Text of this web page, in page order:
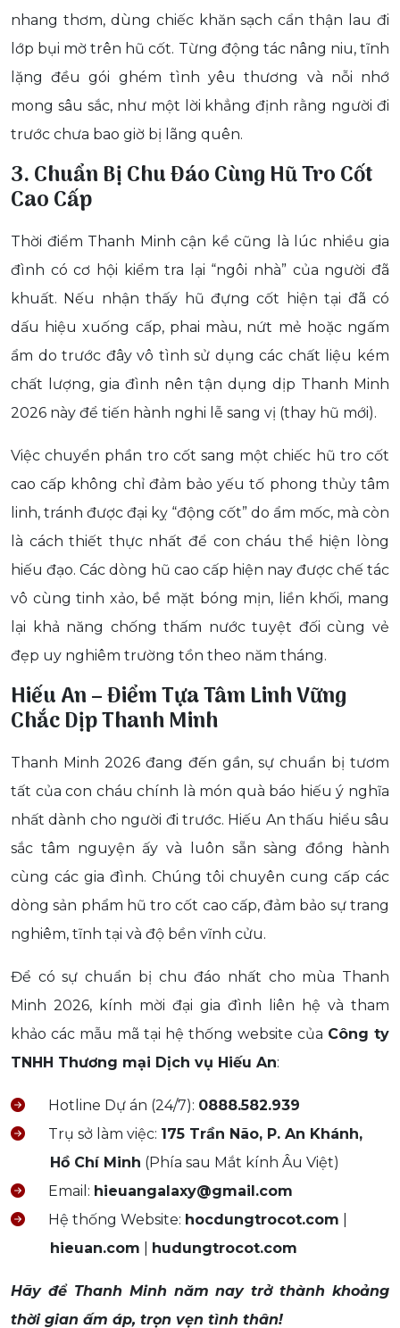
nhang thơm, dùng chiếc khăn sạch cẩn thận lau đi
lớp bụi mờ trên hũ cốt. Từng động tác nâng niu, tĩnh
lặng đều gói ghém tình yêu thương và nỗi nhớ
mong sâu sắc, như một lời khẳng định rằng người đi
trước chưa bao giờ bị lãng quên.
3. Chuẩn Bị Chu Đáo Cùng Hũ Tro Cốt
Cao Cấp
Thời điểm Thanh Minh cận kề cũng là lúc nhiều gia
đình có cơ hội kiểm tra lại “ngôi nhà” của người đã
khuất. Nếu nhận thấy hũ đựng cốt hiện tại đã có
dấu hiệu xuống cấp, phai màu, nứt mẻ hoặc ngấm
ẩm do trước đây vô tình sử dụng các chất liệu kém
chất lượng, gia đình nên tận dụng dịp Thanh Minh
2026 này để tiến hành nghi lễ sang vị (thay hũ mới).
Việc chuyển phần tro cốt sang một chiếc hũ tro cốt
cao cấp không chỉ đảm bảo yếu tố phong thủy tâm
linh, tránh được đại kỵ “động cốt” do ẩm mốc, mà còn
là cách thiết thực nhất để con cháu thể hiện lòng
hiếu đạo. Các dòng hũ cao cấp hiện nay được chế tác
vô cùng tinh xảo, bề mặt bóng mịn, liền khối, mang
lại khả năng chống thấm nước tuyệt đối cùng vẻ
đẹp uy nghiêm trường tồn theo năm tháng.
Hiếu An – Điểm Tựa Tâm Linh Vững
Chắc Dịp Thanh Minh
Thanh Minh 2026 đang đến gần, sự chuẩn bị tươm
tất của con cháu chính là món quà báo hiếu ý nghĩa
nhất dành cho người đi trước. Hiếu An thấu hiểu sâu
sắc tâm nguyện ấy và luôn sẵn sàng đồng hành
cùng các gia đình. Chúng tôi chuyên cung cấp các
dòng sản phẩm hũ tro cốt cao cấp, đảm bảo sự trang
nghiêm, tĩnh tại và độ bền vĩnh cửu.
Để có sự chuẩn bị chu đáo nhất cho mùa Thanh
Minh 2026, kính mời đại gia đình liên hệ và tham
khảo các mẫu mã tại hệ thống website của Công ty
TNHH Thương mại Dịch vụ Hiếu An:
Hotline Dự án (24/7): 0888.582.939
Trụ sở làm việc: 175 Trần Não, P. An Khánh,
Hồ Chí Minh (Phía sau Mắt kính Âu Việt)
Email: hieuangalaxy@gmail.com
Hệ thống Website: hocdungtrocot.com
hieuan.com
hudungtrocot.com
Hãy để Thanh Minh năm nay trở thành khoảng
thời gian ấm áp, trọn vẹn tình thân!